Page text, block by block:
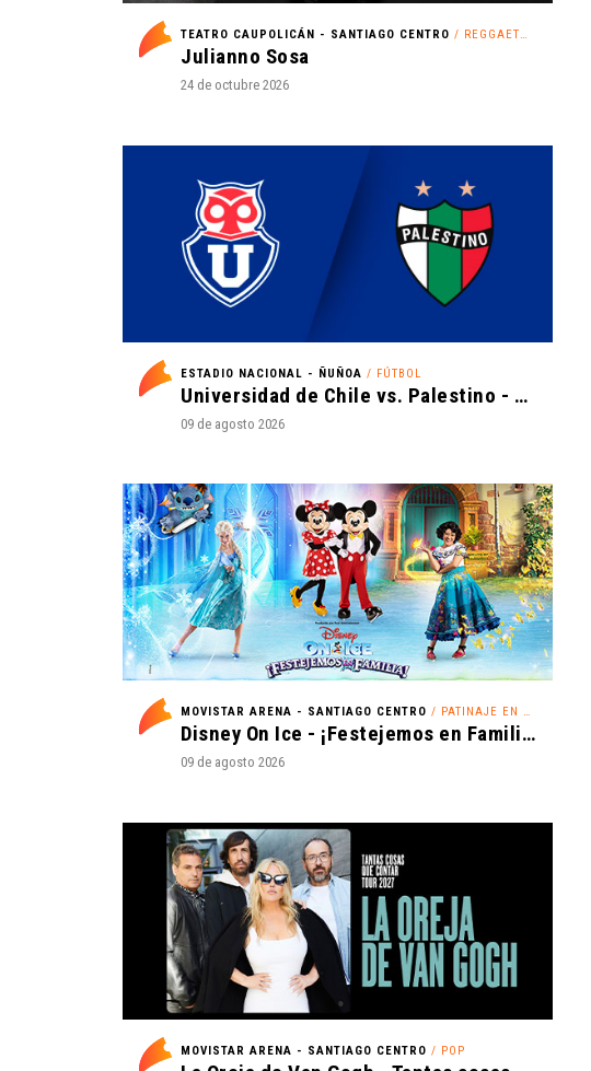
TEATRO CAUPOLICÁN - SANTIAGO CENTRO / REGGAETÓN
Julianno Sosa
24 de octubre 2026
ESTADIO NACIONAL - ÑUÑOA / FÚTBOL
Universidad de Chile vs. Palestino - Liga de Primera Mercado Libre - Fecha 18
09 de agosto 2026
MOVISTAR ARENA - SANTIAGO CENTRO / PATINAJE EN HIELO
Disney On Ice - ¡Festejemos en Familia!
09 de agosto 2026
MOVISTAR ARENA - SANTIAGO CENTRO / POP